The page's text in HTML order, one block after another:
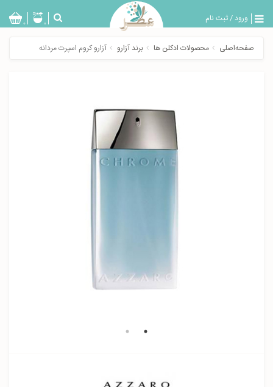
ورود/ثبت نام
بازگشت
0 0
صفحه‌اصلی محصولات ادکلن ها برند آزارو آزارو كروم اسپرت مردانه